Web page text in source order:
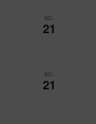
SO.
21
SO.
21